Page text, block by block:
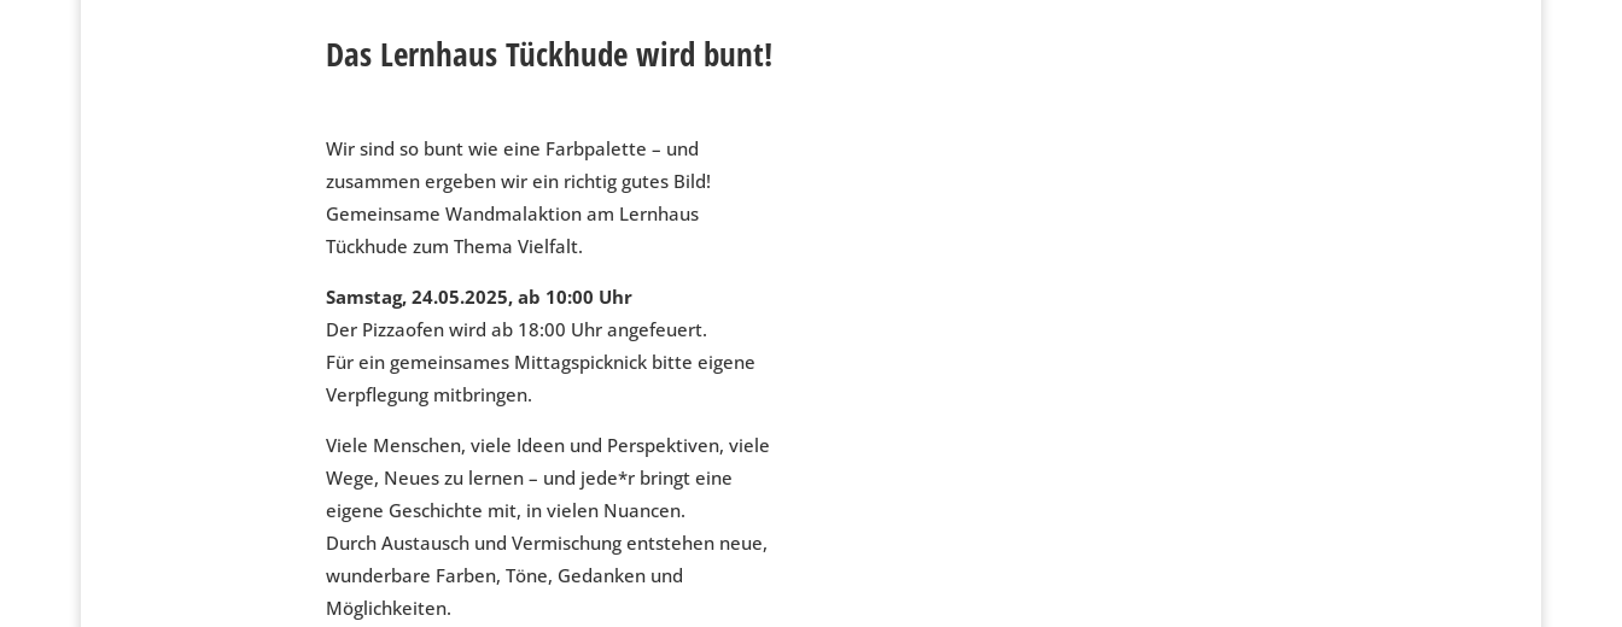
Das Lernhaus Tückhude wird bunt!
Wir sind so bunt wie eine Farbpalette – und
zusammen ergeben wir ein richtig gutes Bild!
Gemeinsame Wandmalaktion am Lernhaus
Tückhude zum Thema Vielfalt.
Samstag, 24.05.2025, ab 10:00 Uhr
Der Pizzaofen wird ab 18:00 Uhr angefeuert.
Für ein gemeinsames Mittagspicknick bitte eigene
Verpflegung mitbringen.
Viele Menschen, viele Ideen und Perspektiven, viele
Wege, Neues zu lernen – und jede*r bringt eine
eigene Geschichte mit, in vielen Nuancen.
Durch Austausch und Vermischung entstehen neue,
wunderbare Farben, Töne, Gedanken und
Möglichkeiten.